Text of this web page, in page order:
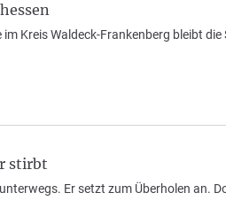
Kreis Waldeck-Frankenberg bleibt
stirbt
Er setzt zum Überholen an.